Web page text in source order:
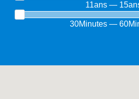
11ans —
30Minutes —